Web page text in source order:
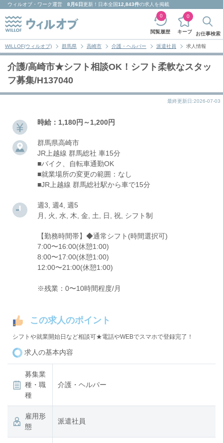
ウィルオブ・ワーク運営 8月6日更新！日本全国12,843件の求人を掲載
閲覧履歴
0
キープ
0
お仕事検索
WILLOF(ウィルオブ) 群馬県 高崎市 介護・ヘルパー 派遣社員 求人情報
介護/高崎市★シフト相談OK！シフト柔軟なスタッ
フ募集/H137040
最終更新日:2026-07-03
時給：1,180円～1,200円
群馬県高崎市
JR上越線 群馬総社 車15分
■バイク、自転車通勤OK
■就業場所の変更の範囲：なし
■JR上越線 群馬総社駅から車で15分
週3, 週4, 週5
月, 火, 水, 木, 金, 土, 日, 祝, シフト制
【勤務時間帯】◆通常シフト(時間選択可)
7:00〜16:00(休憩1:00)
8:00〜17:00(休憩1:00)
12:00〜21:00(休憩1:00)
※残業：0〜10時間程度/月
この求人のポイント
シフトや就業開始日など相談可★電話やWEBでスマホで登録完了！
求人の基本内容
募集業
種・職
種
介護・ヘルパー
雇用形
態
派遣社員